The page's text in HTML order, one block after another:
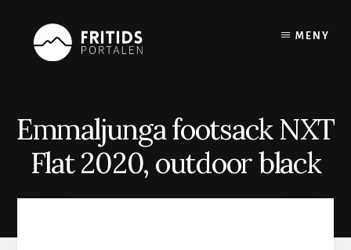
content
MENY
Emmaljunga footsack NXT
Flat 2020, outdoor black